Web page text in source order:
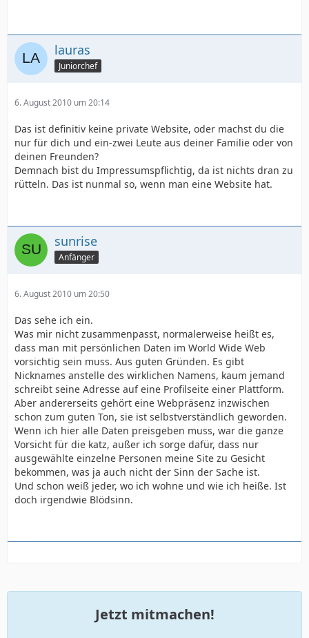
lauras
Juniorchef
6. August 2010 um 20:14
Das ist definitiv keine private Website, oder machst du die
nur für dich und ein-zwei Leute aus deiner Familie oder von
deinen Freunden?
Demnach bist du Impressumspflichtig, da ist nichts dran zu
rütteln. Das ist nunmal so, wenn man eine Website hat.
sunrise
Anfänger
6. August 2010 um 20:50
Das sehe ich ein.
Was mir nicht zusammenpasst, normalerweise heißt es,
dass man mit persönlichen Daten im World Wide Web
vorsichtig sein muss. Aus guten Gründen. Es gibt
Nicknames anstelle des wirklichen Namens, kaum jemand
schreibt seine Adresse auf eine Profilseite einer Plattform.
Aber andererseits gehört eine Webpräsenz inzwischen
schon zum guten Ton, sie ist selbstverständlich geworden.
Wenn ich hier alle Daten preisgeben muss, war die ganze
Vorsicht für die katz, außer ich sorge dafür, dass nur
ausgewählte einzelne Personen meine Site zu Gesicht
bekommen, was ja auch nicht der Sinn der Sache ist.
Und schon weiß jeder, wo ich wohne und wie ich heiße. Ist
doch irgendwie Blödsinn.
Jetzt mitmachen!